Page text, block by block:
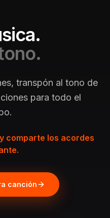
transpón al tono de
para todo el
comparte los acordes
canción